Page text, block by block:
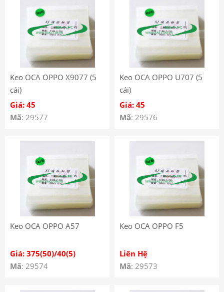
Keo OCA OPPO X9077 (5
cái)
Giá: 45
Mã: 29577
Keo OCA OPPO U707 (5
cái)
Giá: 45
Mã: 29576
Keo OCA OPPO A57
Giá: 375(50)/40(5)
Mã: 29574
Keo OCA OPPO F5
Liên Hệ
Mã: 29573